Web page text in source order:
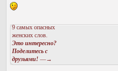
9 самых опасных
женских слов.
Это интересно?
Поделитесь с
друзьями! —→